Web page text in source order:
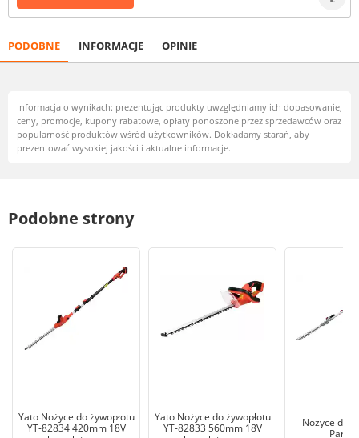
PODOBNE INFORMACJE OPINIE
Informacja o wynikach: prezentując produkty uwzględniamy ich dopasowanie,
ceny, promocje, kupony rabatowe, opłaty ponoszone przez sprzedawców oraz
popularność produktów wśród użytkowników. Dokładamy starań, aby
prezentować wysokiej jakości i aktualne informacje.
Podobne strony
Yato Nożyce do żywopłotu
YT-82834 420mm 18V
Yato Nożyce do żywopłotu
YT-82833 560mm 18V
Nożyce do